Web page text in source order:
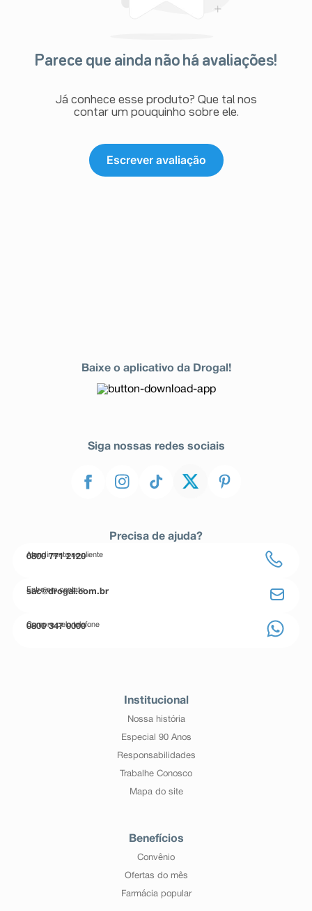
Parece que ainda não há avaliações!
Já conhece esse produto? Que tal nos
contar um pouquinho sobre ele.
Escrever avaliação
Baixe o aplicativo da Drogal!
Siga nossas redes sociais
Precisa de ajuda?
Atendimento ao cliente
0800 771 2120
Entre em contato
sac@drogal.com.br
Compre pelo telefone
0800 347 0000
Institucional
Nossa história
Especial 90 Anos
Responsabilidades
Trabalhe Conosco
Mapa do site
Benefícios
Convênio
Ofertas do mês
Farmácia popular